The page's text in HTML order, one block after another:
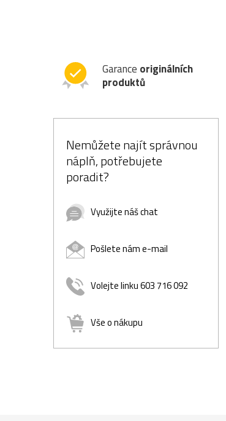
Garance originálních
produktů
Nemůžete najít správnou
náplň, potřebujete
poradit?
Využijte náš chat
Pošlete nám e-mail
Volejte linku 603 716 092
Vše o nákupu